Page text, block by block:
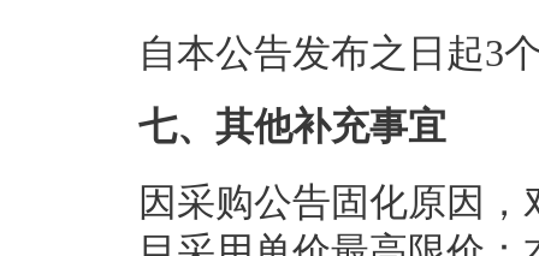
自本公告发布之日起3
七、其他补充事宜
因采购公告固化原因